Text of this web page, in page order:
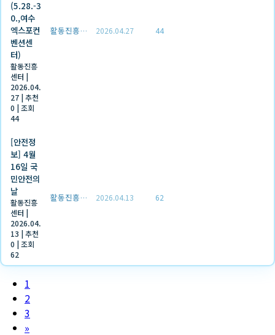
(5.28.-3
0.,여수
엑스포컨
벤션센
터)
활동진흥
센터 |
2026.04.
27 |추천
0 |조회
44
활동진흥센터 2026.04.27 44
[안전정
보] 4월
16일 국
민안전의
날
활동진흥
센터 |
2026.04.
13 |추천
0 |조회
62
활동진흥센터 2026.04.13 62
1
2
3
»